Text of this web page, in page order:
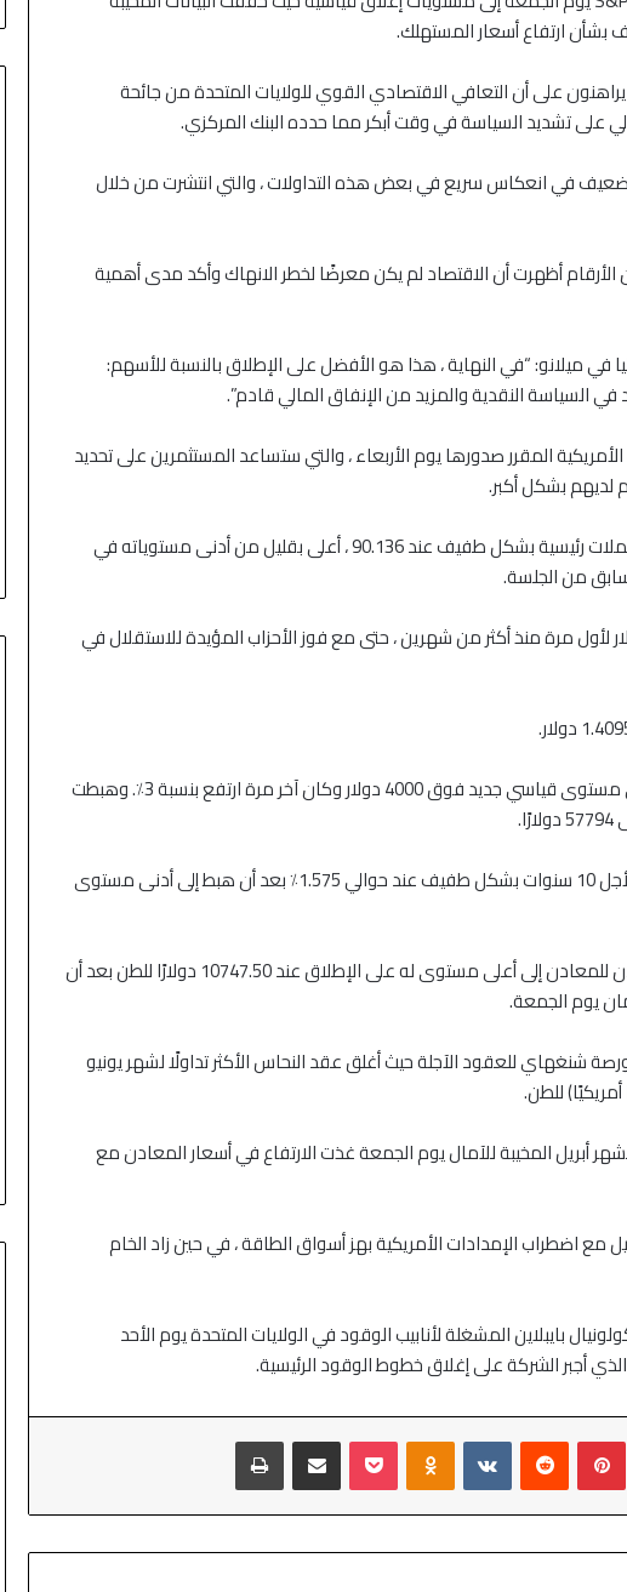
بشأن ارتفاع أسعار المستهلك.
على أن التعافي الاقتصادي القوي للولايات المتحدة من جائحة
على تشديد السياسة في وقت أبكر مما حدده البنك المركزي.
في انعكاس سريع في بعض هذه التداولات ، والتي انتشرت من خلال
الأرقام أظهرت أن الاقتصاد لم يكن معرضًا لخطر الانهاك وأكد مدى أهمية
في ميلانو: “في النهاية ، هذا هو الأفضل على الإطلاق بالنسبة للأسهم:
السياسة النقدية والمزيد من الإنفاق المالي قادم”.
الأمريكية المقرر صدورها يوم الأربعاء ، والتي ستساعد المستثمرين على تحديد
لديهم بشكل أكبر.
لم يتغير مؤشر الدولار مقابل سلة من ست عملات رئيسية بشكل طفيف عند 90.136 ، أعلى بقليل من أدنى مستوياته في
من الجلسة.
فوق المستوى الرئيسي 1.40 دولار لأول مرة منذ أكثر من شهرين ، حتى مع فوز الأحزاب المؤيدة للاستقلال في
في سوق العملات المشفرة ، ارتفع الإيثر إلى مستوى قياسي جديد فوق 4000 دولار وكان آخر مرة ارتفع بنسبة 3٪. وهبطت
لم يتغير العائد على سندات الخزانة القياسية لأجل 10 سنوات بشكل طفيف عند حوالي 1.575٪ بعد أن هبط إلى أدنى مستوى
ارتفع النحاس لمدة ثلاثة أشهر في بورصة لندن للمعادن إلى أعلى مستوى له على الإطلاق عند 10747.50 دولارًا للطن بعد أن
يوم الجمعة.
شنغهاي للعقود الآجلة حيث أغلق عقد النحاس الأكثر تداولًا لشهر يونيو
أبريل المخيبة للآمال يوم الجمعة غذت الارتفاع في أسعار المعادن مع
0.75٪ إلى 68.79 دولارًا للبرميل مع اضطراب الإمدادات الأمريكية بهز أسواق الطاقة ، في حين زاد الخام
بايبلاين المشغلة لأنابيب الوقود في الولايات المتحدة يوم الأحد
أجبر الشركة على إغلاق خطوط الوقود الرئيسية.